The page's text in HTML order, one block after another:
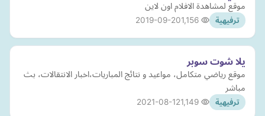
موقع لمشاهدة الافلام اون لاين
ترفيهية 2019-09-20
يلا شوت سوبر
موقع رياضي متكامل، مواعيد و نتائج المباريات،اخبار الانتقالات، بث
مباشر
ترفيهية 2021-08-12